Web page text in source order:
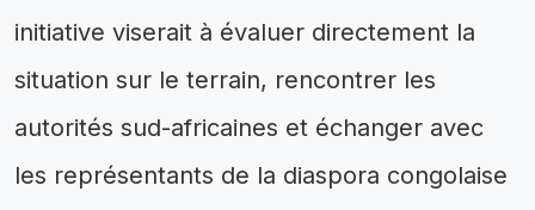
initiative viserait à évaluer directement la
situation sur le terrain, rencontrer les
autorités sud-africaines et échanger avec
les représentants de la diaspora congolaise